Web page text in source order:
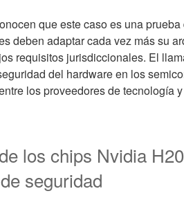
que este caso es una
deben adaptar cada vez más su
requisitos jurisdiccionales. El
del hardware en los
los proveedores de tecnología
los chips Nvidia
seguridad